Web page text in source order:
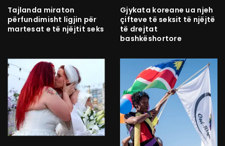
Tajlanda miraton
përfundimisht ligjin për
martesat e të njëjtit seks
Gjykata koreane ua njeh
çifteve të seksit të njëjtë
të drejtat
bashkëshortore